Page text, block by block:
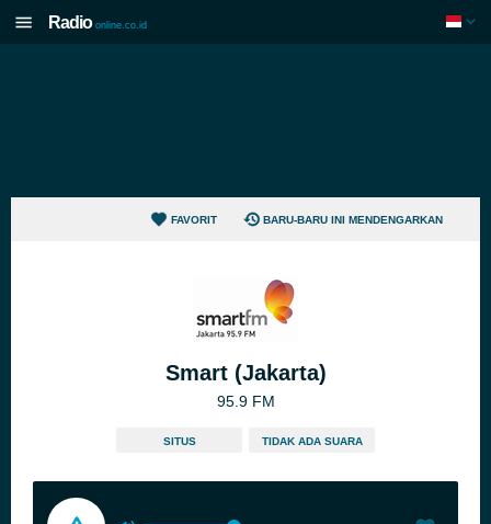
Radio online.co.id
FAVORIT BARU-BARU INI MENDENGARKAN
Smart (Jakarta)
95.9 FM
SITUS TIDAK ADA SUARA